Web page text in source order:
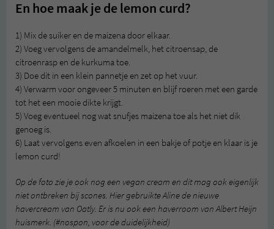
En hoe maak je de lemon curd?
1) Mix de suiker en de maizena door elkaar.
2) Voeg vervolgens de amandelmelk, het citroensap, de
citroenrasp en de kurkuma toe.
3) Doe dit in een klein pannetje en zet op het vuur.
4) Verwarm voor ongeveer 5 minuten en blijf roeren met een garde
tot het een mooie dikte krijgt.
5) Voeg eventueel nog wat snufjes maizena toe als het niet dik
genoeg is.
6) Laat vervolgens even afkoelen in een bakje of potje en klaar is je
lemon curd!
Op de foto zie je ook nog een vegan cream en dit mag ook eigenlijk
niet ontbreken bij scones. Hier gebruikte Aline de nieuwe
havercream van Oatly. Er is nu ook een haverroom van Albert Heijn
huismerk. (#nospon, voor de duidelijkheid)